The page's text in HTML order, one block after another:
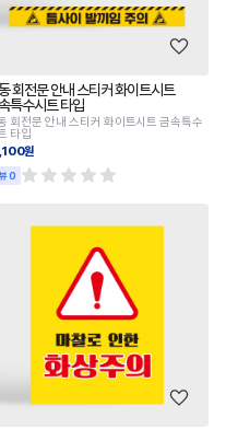
회전문 안내 스티커 화이트시트
특수시트 타입
회전문 안내 스티커 화이트시트 금속특수
타입
원
0